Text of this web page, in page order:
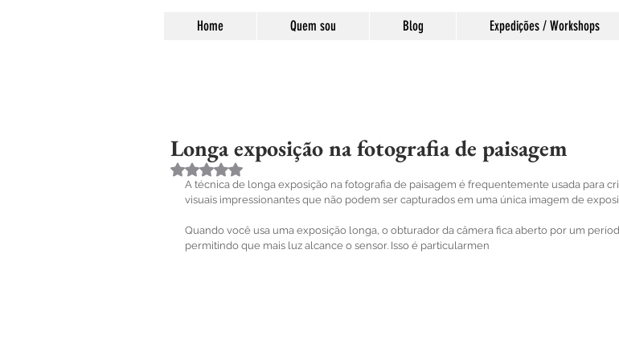
Home Quem sou Blog Expedições / Workshops
Longa exposição na fotografia de paisagem
Avaliado com NaN de 5 estrelas.
A técnica de longa exposição na fotografia de paisagem é frequentemente usada para
visuais impressionantes que não podem ser capturados em uma única imagem de
Quando você usa uma exposição longa, o obturador da câmera fica aberto por um
permitindo que mais luz alcance o sensor. Isso é particularmen